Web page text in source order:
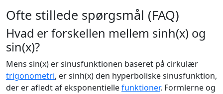
Ofte stillede spørgsmål (FAQ)
Hvad er forskellen mellem sinh(x) og
sin(x)?
Mens sin(x) er sinusfunktionen baseret på cirkulær
trigonometri, er sinh(x) den hyperboliske sinusfunktion,
der er afledt af eksponentiellefunktioner. Formlerne og